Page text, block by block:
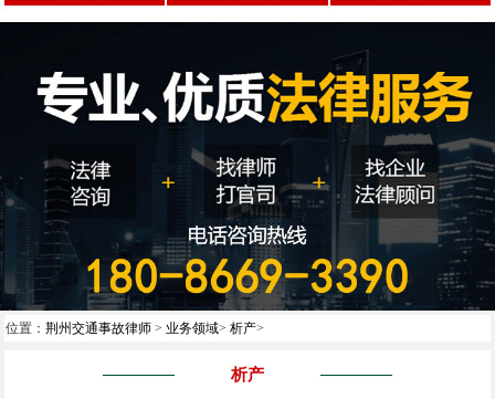
位置： 荆州交通事故律师 > 业务领域> 析产>
析产